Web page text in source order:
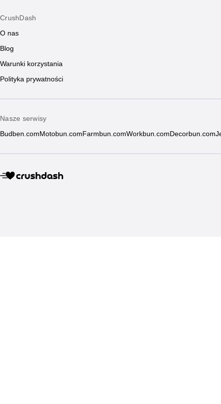
CrushDash
O nas
Blog
Warunki korzystania
Polityka prywatności
Nasze serwisy
Budben.com Motobun.com Farmbun.comWorkbun.com Decorbun.com